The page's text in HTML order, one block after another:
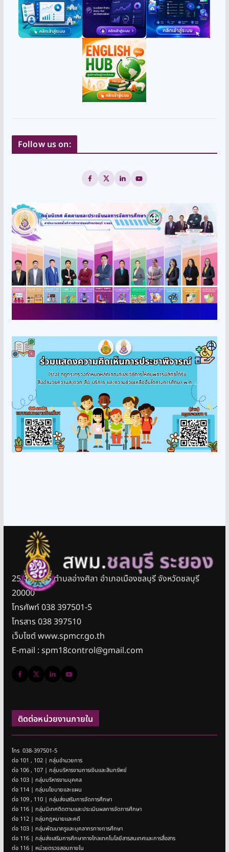
Follow us on:
25/11 หมู่ 5 ตำบลอ่างศิลา อำเภอเมืองชลบุรี จังหวัดชลบุรี
20000
โทรศัพท์ 038 397501-5
โทรสาร 038 397510
เว็บไซต์ www.spmcr.go.th
E-mail : spm18control@gmail.com
ติดต่อหน่วยงานภายใน
โทร 038-397501-5
ต่อ 101 , 102 | กลุ่มอำนวยการ
ต่อ 106 , 107 | กลุ่มบริหารงานการเงินและสินทรัพย์
ต่อ 103 | กลุ่มบริหารงานบุคคล
ต่อ 114 | กลุ่มนโยบายและแผน
ต่อ 109 , 110 | กลุ่มส่งเสริมการจัดการศึกษา
ต่อ 116 | กลุ่มนิเทศติดตามและประเมินผลการจัดการศึกษา
ต่อ 112 | กลุ่มกฎหมายและคดี
ต่อ 103 | กลุ่มพัฒนาครูและบุคลากรทางการศึกษา
ต่อ 116 | กลุ่มส่งเสริมการศึกษาทางไกลเทคโนโลยีสารสนเทศและการสื่อสาร
ต่อ 116 | หน่วยตรวจสอบภายใน